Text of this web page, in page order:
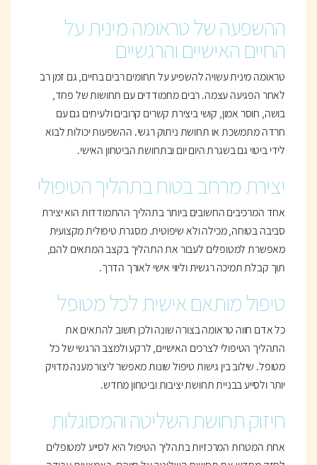
ההשפעה של טראומה מינית על
החיים האישיים והרגשיים
טראומה מינית עשויה להשפיע על תחומים רבים בחיים, גם זמן רב
לאחר הפגיעה עצמה. רבים מתמודדים עם תחושות של פחד,
בושה, חוסר אמון, קושי ביצירת קשרים קרובים ולעיתים גם עם
חרדה מתמשכת או תחושת ניתוק רגשי. ההשפעות יכולות לבוא
לידי ביטוי גם בשגרת היום יום ובתחושת הביטחון האישי.
יצירת מרחב בטוח בתהליך הטיפולי
אחד המרכיבים החשובים ביותר בתהליך ההתמודדות הוא יצירת
סביבה בטוחה, מכילה ולא שיפוטית. מסגרת טיפולית מקצועית
מאפשרת למטופלים לעבור את התהליך בקצב המתאים להם,
תוך קבלת תמיכה רגשית וליווי אישי לאורך הדרך.
טיפול מותאם אישית לכל מטופל
כל אדם חווה טראומה בצורה שונה ולכן חשוב להתאים את
התהליך הטיפולי לצרכים האישיים, לרקע ולמצב הרגשי של כל
מטופל. שילוב בין גישות טיפול שונות מאפשר ליצור מענה מדויק
יותר ולסייע בבניית תחושת יציבות וביטחון מחדש.
חיזוק תחושת השליטה והמסוגלות
אחת המטרות המרכזיות בתהליך הטיפול היא לסייע למטופלים